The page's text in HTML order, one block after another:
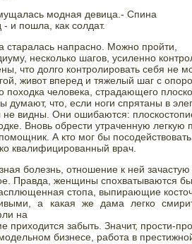
модная девица.- Спина
- и пошла, как солдат.
старалась напрасно. Можно пройти,
несколько шагов, усиленно
что долго контролировать себя не
живот вперед и тяжелый шаг с
походка человека, страдающего
думают, что, если ноги спрятаны в
не видны. Они ошибаются:
Вновь обрести утраченную легкую
А кто мог бы
квалифицированный врач.
болезнь, отношение к ней зачастую
Правда, женщины спохватываются
стопа, выпирающие
а какая же дама легко
на
приходится забыть. Значит, прости-
бизнесе, работа в